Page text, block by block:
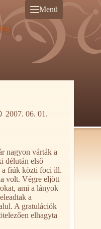
Menü
2007. 06. 01.
nagyon várták a
délután első
a fiúk közti foci ill.
volt. Végre eljött
ami a lányok
a
A gratulációk
elhagyta